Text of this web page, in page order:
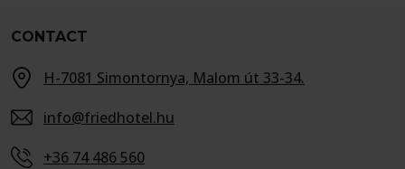
CONTACT
H-7081 Simontornya, Malom út 33-34.
info@friedhotel.hu
+36 74 486 560